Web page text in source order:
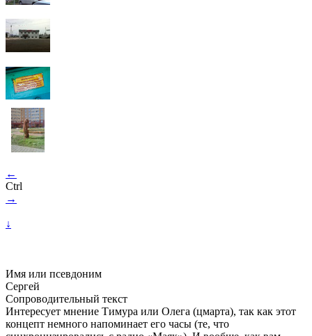
←
Ctrl
→
↓
Имя или псевдоним
Сергей
Сопроводительный текст
Интересует мнение Тимура или Олега (цмарта), так как этот
концепт немного напоминает его часы (те, что